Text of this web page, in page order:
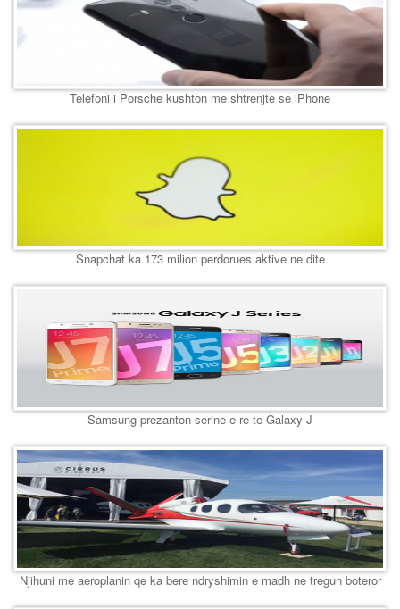
Telefoni i Porsche kushton me shtrenjte se iPhone
Snapchat ka 173 milion perdorues aktive ne dite
Samsung prezanton serine e re te Galaxy J
Njihuni me aeroplanin qe ka bere ndryshimin e madh ne tregun boteror